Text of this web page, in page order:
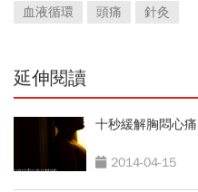
血液循環
頭痛 針灸
延伸閱讀
十秒緩解胸悶心痛
2014-04-15